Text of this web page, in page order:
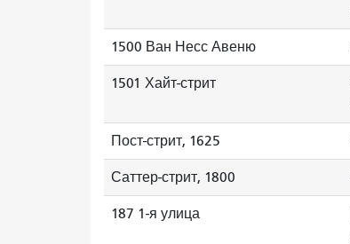
1500 Ван Несс Авеню
1501 Хайт-стрит
Пост-стрит, 1625
Саттер-стрит, 1800
187 1-я улица